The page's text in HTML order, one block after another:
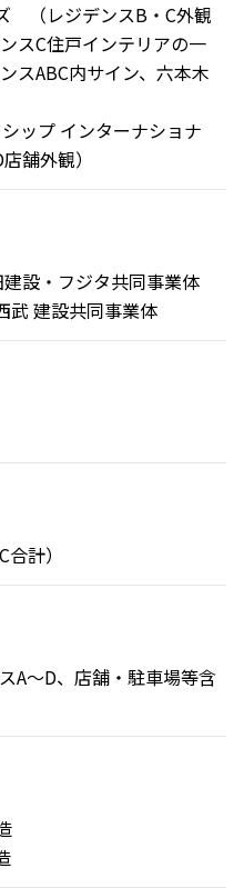
（レジデンスB・C外観
スC住戸インテリアの一
スABC内サイン、六本木
ップ インターナショナ
舗外観）
設・フジタ共同事業体
建設共同事業体
計）
A～D、店舗・駐車場等含